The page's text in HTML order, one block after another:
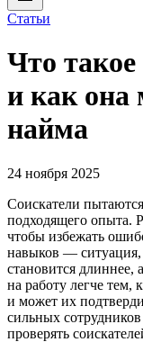
Статьи
Что
и как она
найма
24 ноября 2025
Соискатели
подходящего опыта.
чтобы избежать
навыков — ситуация,
становится
на работу легче тем,
и может их
сильных
проверять